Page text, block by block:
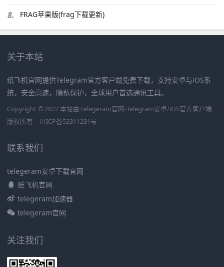
8. FRAG苹果版(frag下载更新)
关于本站
纸飞机官网提供Telegram官方客户端免费下载，支持安卓与iOS系
统，安全高速，隐私保护，全球用户首选通讯工具。
Copyright © 2022 本站由 telegeram官网-Telegram安卓/iOS官方客户端
版权所有
川ICP备52311231号
联系我们
telegeram安卓下载官网
纸飞机官网
telegeram加速器
telegeram官网
关注我们